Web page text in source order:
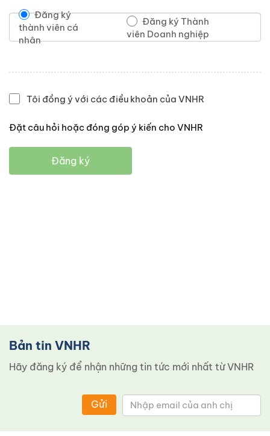
Đăng ký
thành viên cá
nhân
Đăng ký Thành
viên Doanh nghiệp
Tôi đồng ý với các điều khoản của VNHR
Đặt câu hỏi hoặc đóng góp ý kiến cho VNHR
Đăng ký
Bản tin VNHR
Hãy đăng ký để nhận những tin tức mới nhất từ ​​VNHR
Gửi